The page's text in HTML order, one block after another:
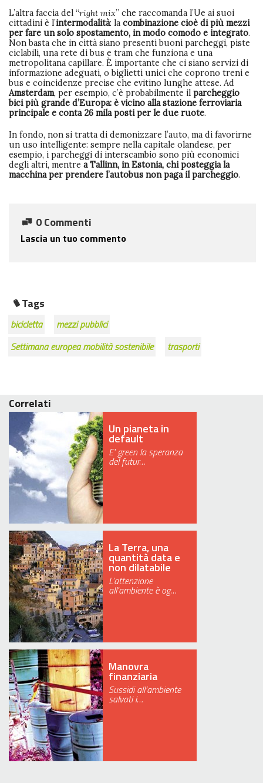
L’altra faccia del “right mix” che raccomanda l’Ue ai suoi
cittadini è l’intermodalità: la combinazione cioè di più mezzi
per fare un solo spostamento, in modo comodo e integrato.
Non basta che in città siano presenti buoni parcheggi, piste
ciclabili, una rete di bus e tram che funziona e una
metropolitana capillare. È importante che ci siano servizi di
informazione adeguati, o biglietti unici che coprono treni e
bus e coincidenze precise che evitino lunghe attese. Ad
Amsterdam, per esempio, c’è probabilmente il parcheggio
bici più grande d’Europa: è vicino alla stazione ferroviaria
principale e conta 26 mila posti per le due ruote.
In fondo, non si tratta di demonizzare l’auto, ma di favorirne
un uso intelligente: sempre nella capitale olandese, per
esempio, i parcheggi di interscambio sono più economici
degli altri, mentre a Tallinn, in Estonia, chi posteggia la
macchina per prendere l’autobus non paga il parcheggio.
0 Commenti
Lascia un tuo commento
Tags
bicicletta
mezzi pubblici
Settimana europea mobilità sostenibile
trasporti
Correlati
Un pianeta in
default
E' green la speranza
del futur…
La Terra, una
quantità data e
non dilatabile
L'attenzione
all'ambiente è og…
Manovra
finanziaria
Sussidi all’ambiente
salvati i…